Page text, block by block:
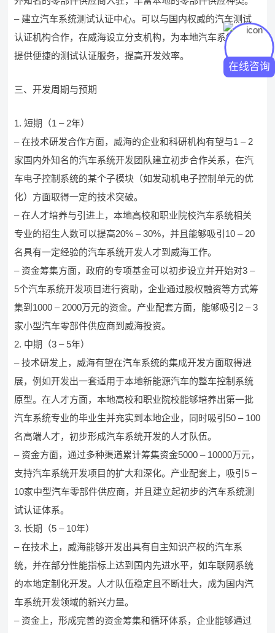
– 建立汽车系统测试认证中心。可以与国内权威的汽车测试
认证机构合作，在威海设立分支机构，为本地汽车系统开发
提供便捷的测试认证服务，提高开发效率。
三、开发周期与预期
1. 短期（1 – 2年）
– 在技术研发合作方面，威海的企业和科研机构有望与1 – 2
家国内外知名的汽车系统开发团队建立初步合作关系，在汽
车电子控制系统的某个子模块（如发动机电子控制单元的优
化）方面取得一定的技术突破。
– 在人才培养与引进上，本地高校和职业院校汽车系统相关
专业的招生人数可以提高20% – 30%，并且能够吸引10 – 20
名具有一定经验的汽车系统开发人才到威海工作。
– 资金筹集方面，政府的专项基金可以初步设立并开始对3 –
5个汽车系统开发项目进行资助，企业通过股权融资等方式筹
集到1000 – 2000万元的资金。产业配套方面，能够吸引2 – 3
家小型汽车零部件供应商到威海投资。
2. 中期（3 – 5年）
– 技术研发上，威海有望在汽车系统的集成开发方面取得进
展，例如开发出一套适用于本地新能源汽车的整车控制系统
原型。在人才方面，本地高校和职业院校能够培养出第一批
汽车系统专业的毕业生并充实到本地企业，同时吸引50 – 100
名高端人才，初步形成汽车系统开发的人才队伍。
– 资金方面，通过多种渠道累计筹集资金5000 – 10000万元，
支持汽车系统开发项目的扩大和深化。产业配套上，吸引5 –
10家中型汽车零部件供应商，并且建立起初步的汽车系统测
试认证体系。
3. 长期（5 – 10年）
– 在技术上，威海能够开发出具有自主知识产权的汽车系
统，并在部分性能指标上达到国内先进水平，如车联网系统
的本地定制化开发。人才队伍稳定且不断壮大，成为国内汽
车系统开发领域的新兴力量。
– 资金上，形成完善的资金筹集和循环体系，企业能够通过
在线咨询